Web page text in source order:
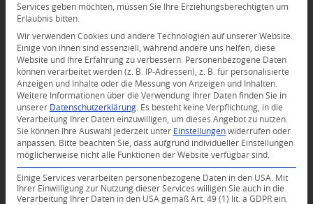
Services geben möchten, müssen Sie Ihre Erziehungsberechtigten um
Erlaubnis bitten.
Wir verwenden Cookies und andere Technologien auf unserer Website.
Einige von ihnen sind essenziell, während andere uns helfen, diese
Website und Ihre Erfahrung zu verbessern.
Personenbezogene Daten
können verarbeitet werden (z. B. IP-Adressen), z. B. für personalisierte
Anzeigen und Inhalte oder die Messung von Anzeigen und Inhalten.
Weitere Informationen über die Verwendung Ihrer Daten finden Sie in
unserer Datenschutzerklärung
Es besteht keine Verpflichtung, in die
Verarbeitung Ihrer Daten einzuwilligen, um dieses Angebot zu nutzen.
Sie können Ihre Auswahl jederzeit unter Einstellungen widerrufen oder
anpassen.
Bitte beachten Sie, dass aufgrund individueller Einstellungen
möglicherweise nicht alle Funktionen der Website verfügbar sind.
Einige Services verarbeiten personenbezogene Daten in den USA. Mit
Ihrer Einwilligung zur Nutzung dieser Services willigen Sie auch in die
Verarbeitung Ihrer Daten in den USA gemäß Art. 49 (1) lit. a GDPR ein.